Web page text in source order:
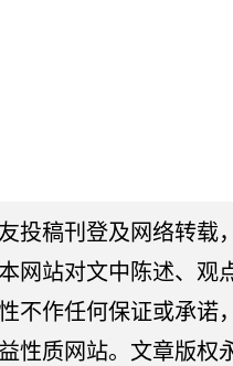
投稿刊登及网络转载
网站对文中陈述、观
不作任何保证或承诺
性质网站。文章版权